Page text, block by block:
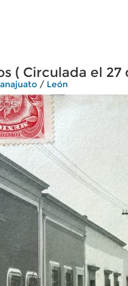
( Circulada el 27
/ León